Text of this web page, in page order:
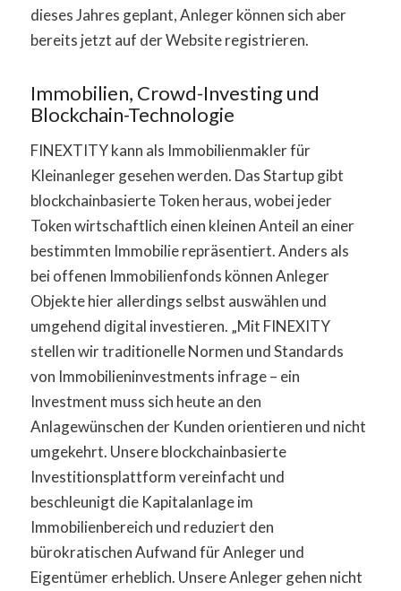
dieses Jahres geplant, Anleger können sich aber
bereits jetzt auf der Website registrieren.
Immobilien, Crowd-Investing und
Blockchain-Technologie
FINEXTITY kann als Immobilienmakler für
Kleinanleger gesehen werden. Das Startup gibt
blockchainbasierte Token heraus, wobei jeder
Token wirtschaftlich einen kleinen Anteil an einer
bestimmten Immobilie repräsentiert. Anders als
bei offenen Immobilienfonds können Anleger
Objekte hier allerdings selbst auswählen und
umgehend digital investieren. „Mit FINEXITY
stellen wir traditionelle Normen und Standards
von Immobilieninvestments infrage – ein
Investment muss sich heute an den
Anlagewünschen der Kunden orientieren und nicht
umgekehrt. Unsere blockchainbasierte
Investitionsplattform vereinfacht und
beschleunigt die Kapitalanlage im
Immobilienbereich und reduziert den
bürokratischen Aufwand für Anleger und
Eigentümer erheblich. Unsere Anleger gehen nicht